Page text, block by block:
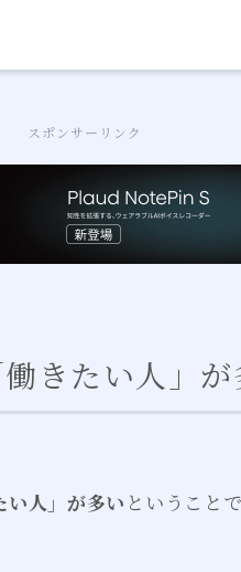
スポンサーリンク
きたい人」
人」が多い ということで